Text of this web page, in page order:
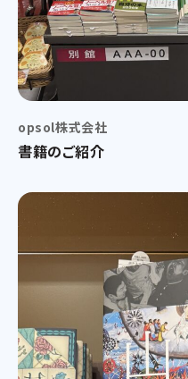
opsol株式会社
書籍のご紹介